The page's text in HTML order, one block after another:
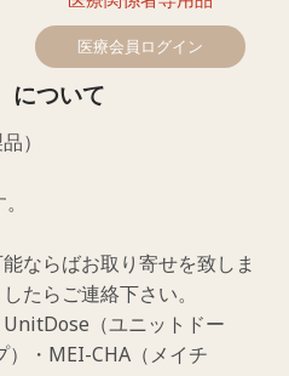
医療会員ログイン
について
）
ならばお取り寄せを致しま
たらご連絡下さい。
（ユニットドー
）・MEI-CHA（メイチ